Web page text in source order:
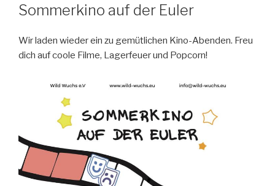
Sommerkino auf der Euler
Wir laden wieder ein zu gemütlichen Kino-Abenden. Freu
dich auf coole Filme, Lagerfeuer und Popcorn!